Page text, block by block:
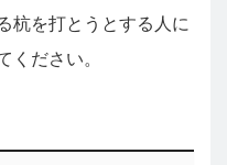
杭を打とうとする人に
ください。